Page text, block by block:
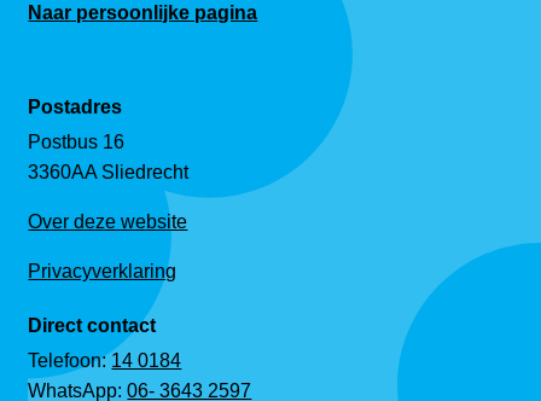
Naar persoonlijke pagina
Postadres
Postbus 16
3360AA Sliedrecht
Over deze website
Privacyverklaring
Direct contact
Telefoon:14 0184
WhatsApp:06- 3643 2597